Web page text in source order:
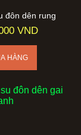
đôn dên rung
VND